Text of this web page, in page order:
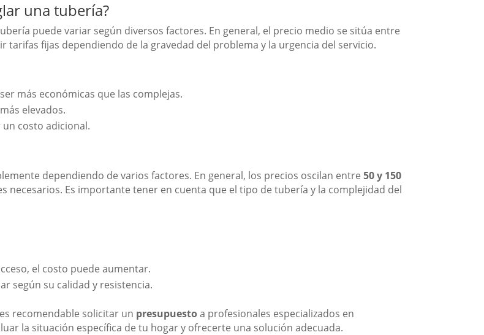
una tubería?
puede variar según diversos factores. En general, el precio medio se sitúa entre
fijas dependiendo de la gravedad del problema y la urgencia del servicio.
más económicas que las complejas.
elevados.
costo adicional.
dependiendo de varios factores. En general, los precios oscilan entre 50 y 150
necesarios. Es importante tener en cuenta que el tipo de tubería y la complejidad del
el costo puede aumentar.
según su calidad y resistencia.
recomendable solicitar un presupuestoa profesionales especializados en
la situación específica de tu hogar y ofrecerte una solución adecuada.